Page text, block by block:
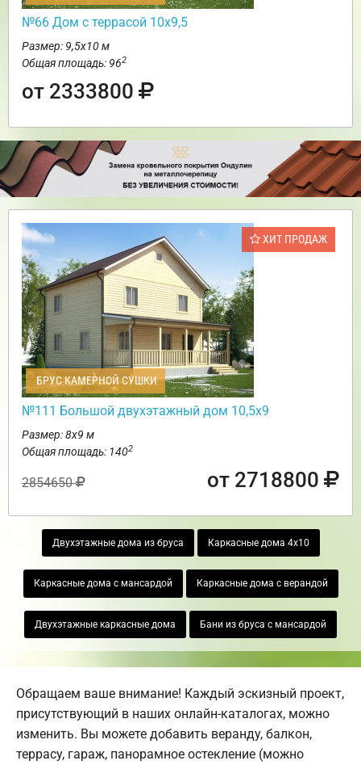
№66 Дом с террасой 10х9,5
Размер: 9,5х10 м
Общая площадь: 962
от 2333800
ХИТ ПРОДАЖ
БРУС КАМЕРНОЙ СУШКИ
№111 Большой двухэтажный дом 10,5х9
Размер: 8х9 м
Общая площадь: 1402
2854650 от 2718800
Двухэтажные дома из бруса Каркасные дома 4х10
Каркасные дома с мансардой Каркасные дома с верандой
Двухэтажные каркасные дома Бани из бруса с мансардой
Обращаем ваше внимание! Каждый эскизный проект,
присутствующий в наших онлайн-каталогах, можно
изменить. Вы можете добавить веранду, балкон,
террасу, гараж, панорамное остекление (можно